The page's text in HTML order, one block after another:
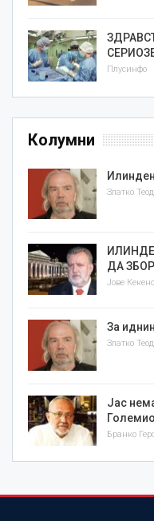
Плусинфо
Колумни
ДА
Јове
За
Јас
Бранко